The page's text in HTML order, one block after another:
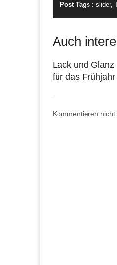
Post Tags : slider,
Auch
Lack und
für das
Kommentieren nicht